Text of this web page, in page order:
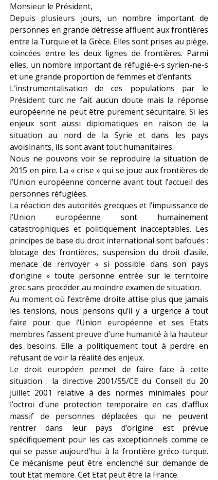
Monsieur le Président,
Depuis plusieurs jours, un nombre important de
personnes en grande détresse affluent aux frontières
entre la Turquie et la Grèce. Elles sont prises au piège,
coincées entre les deux lignes de frontières. Parmi
elles, un nombre important de réfugié-e-s syrien-ne-s
et une grande proportion de femmes et d’enfants.
L’instrumentalisation de ces populations par le
Président turc ne fait aucun doute mais la réponse
européenne ne peut être purement sécuritaire. Si les
enjeux sont aussi diplomatiques en raison de la
situation au nord de la Syrie et dans les pays
avoisinants, ils sont avant tout humanitaires.
Nous ne pouvons voir se reproduire la situation de
2015 en pire. La « crise » qui se joue aux frontières de
l’Union européenne concerne avant tout l’accueil des
personnes réfugiées.
La réaction des autorités grecques et l’impuissance de
l’Union européenne sont humainement
catastrophiques et politiquement inacceptables. Les
principes de base du droit international sont bafoués :
blocage des frontières, suspension du droit d’asile,
menace de renvoyer « si possible dans son pays
d’origine » toute personne entrée sur le territoire
grec sans procéder au moindre examen de situation.
Au moment où l’extrême droite attise plus que jamais
les tensions, nous pensons qu’il y a urgence à tout
faire pour que l’Union européenne et ses Etats
membres fassent preuve d’une humanité à la hauteur
des besoins. Elle a politiquement tout à perdre en
refusant de voir la réalité des enjeux.
Le droit européen permet de faire face à cette
situation : la directive 2001/55/CE du Conseil du 20
juillet 2001 relative à des normes minimales pour
l’octroi d’une protection temporaire en cas d’afflux
massif de personnes déplacées qui ne peuvent
rentrer dans leur pays d’origine est prévue
spécifiquement pour les cas exceptionnels comme ce
qui se passe aujourd’hui à la frontière gréco-turque.
Ce mécanisme peut être enclenché sur demande de
tout Etat membre. Cet Etat peut être la France.